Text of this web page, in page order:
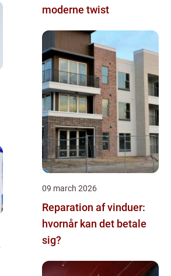
moderne twist
09 march 2026
Reparation af vinduer:
hvornår kan det betale
sig?